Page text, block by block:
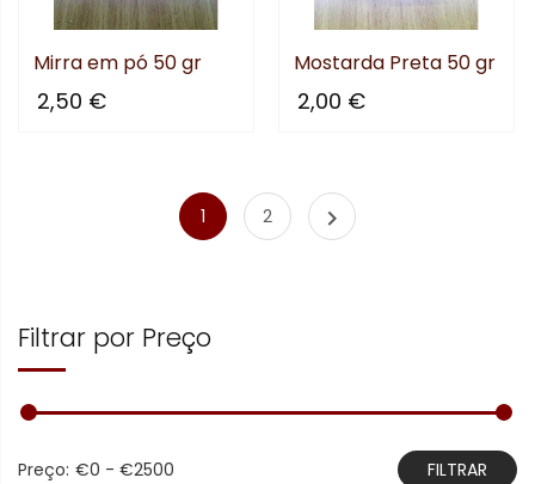
Mirra em pó 50 gr
2,50 €
Mostarda Preta 50 gr
2,00 €
1 2 
Filtrar por Preço
Preço: €0 - €2500